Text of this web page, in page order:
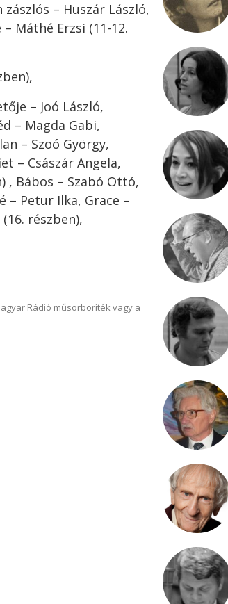
– Huszár László,
Máthé Erzsi (11-12.
– Joó László,
– Magda Gabi,
– Szoó György,
– Császár Angela,
, Bábos – Szabó Ottó,
– Petur Ilka, Grace –
részben),
Rádió műsorboríték vagy a